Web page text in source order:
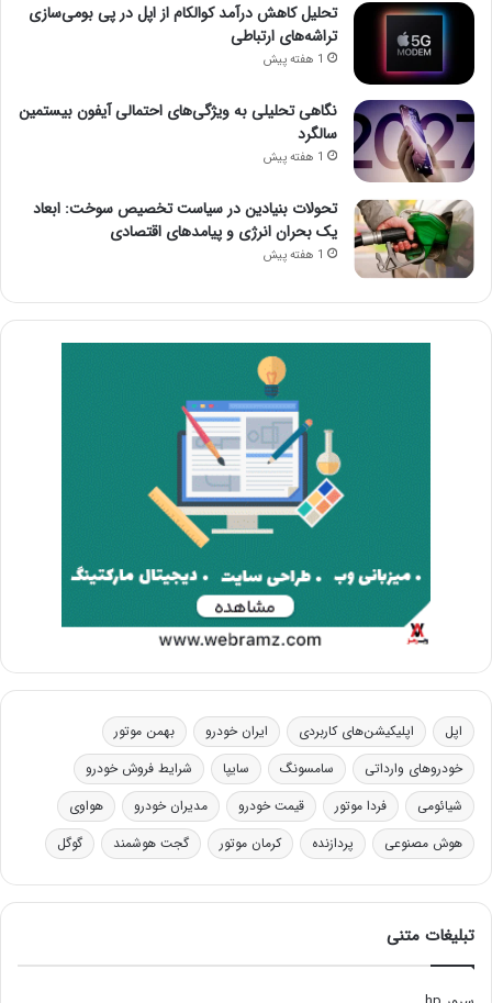
تحلیل کاهش درآمد کوالکام از اپل در پی بومی‌سازی
تراشه‌های ارتباطی
1 هفته پیش
نگاهی تحلیلی به ویژگی‌های احتمالی آیفون بیستمین
سالگرد
1 هفته پیش
تحولات بنیادین در سیاست تخصیص سوخت: ابعاد
یک بحران انرژی و پیامدهای اقتصادی
1 هفته پیش
اپل اپلیکیشن‌های کاربردی ایران خودرو
بهمن موتور
خودروهای وارداتی
سامسونگ سایپا
شرایط فروش خودرو
شیائومی
فردا موتور قیمت خودرو مدیران خودرو
هواوی
هوش مصنوعی
پردازنده کرمان موتور گجت هوشمند گوگل
تبلیغات متنی